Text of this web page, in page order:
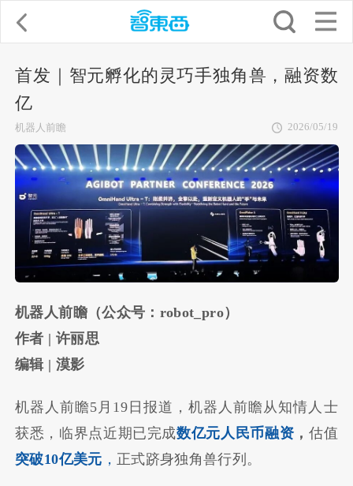
首发｜智元孵化的灵巧手独角兽，融资数
亿
机器人前瞻 2026/05/19
机器人前瞻（公众号：robot_pro）
作者 | 许丽思
编辑 | 漠影
机器人前瞻5月19日报道，机器人前瞻从知情人士
获悉，临界点近期已完成数亿元人民币融资 ， 估值
突破10亿美元 ， 正式跻身独角兽行列。